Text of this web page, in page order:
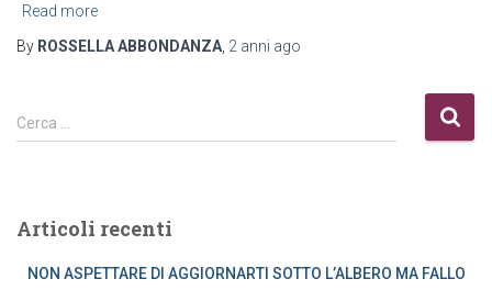
Read more
By ROSSELLA ABBONDANZA 2 anni ago
R
i
c
Cerca …
Articoli recenti
NON ASPETTARE DI AGGIORNARTI SOTTO L’ALBERO MA FALLO